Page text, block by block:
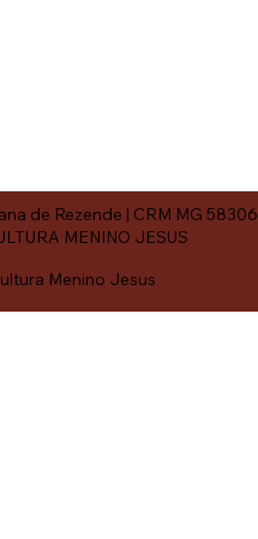
de Rezende | CRM MG
MENINO JESUS
Menino Jesus